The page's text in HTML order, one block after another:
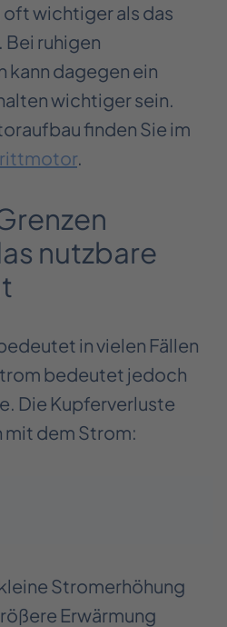
wichtiger als das
ruhigen
dagegen ein
wichtiger sein.
finden Sie im
.
nutzbare
in vielen Fällen
bedeutet jedoch
Die Kupferverluste
dem Strom:
Stromerhöhung
Erwärmung